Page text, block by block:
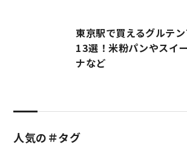
東京駅で買えるグルテ
13選！米粉パンやスイ
ナなど
人気の＃タグ